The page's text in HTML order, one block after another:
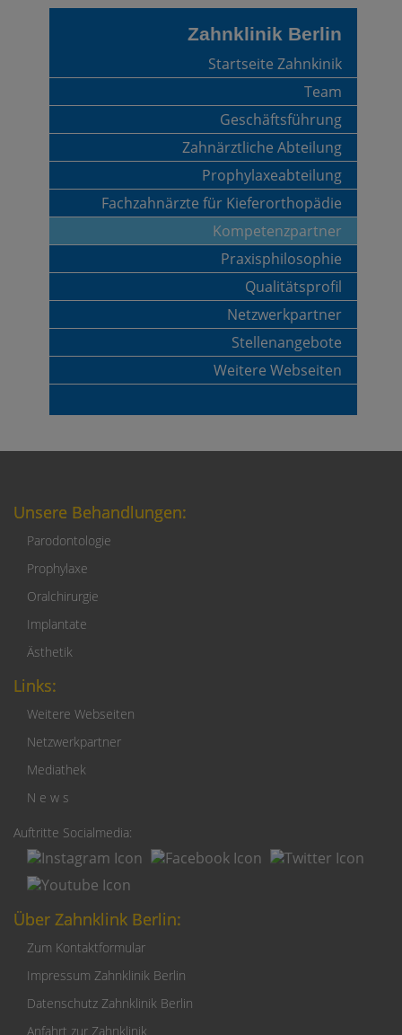
Zahnklinik Berlin
Startseite Zahnkinik
Team
Geschäftsführung
Zahnärztliche Abteilung
Prophylaxeabteilung
Fachzahnärzte für Kieferorthopädie
Kompetenzpartner
Praxisphilosophie
Qualitätsprofil
Netzwerkpartner
Stellenangebote
Weitere Webseiten
Unsere Behandlungen:
Parodontologie
Prophylaxe
Oralchirurgie
Implantate
Ästhetik
Links:
Weitere Webseiten
Netzwerkpartner
Mediathek
N e w s
Auftritte Socialmedia:
Über Zahnklink Berlin:
Zum Kontaktformular
Impressum Zahnklinik Berlin
Datenschutz Zahnklinik Berlin
Anfahrt zur Zahnklinik